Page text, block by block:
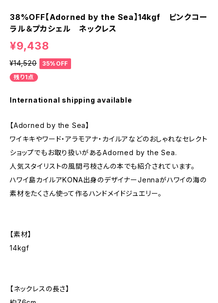
38%OFF【Adorned by the Sea】14kgf ピンクコー
ラル＆プカシェル ネックレス
¥9,438
¥14,520
35%OFF
残り1点
International shipping available
【Adorned by the Sea】
ワイキキやワード・アラモアナ・カイルアなどのおしゃれなセレクト
ショップでもお取り扱いがあるAdorned by the Sea.
人気スタイリストの風間弓枝さんの本でも紹介されています。
ハワイ島カイルアKONA出身のデザイナーJennaがハワイの海の
素材をたくさん使って作るハンドメイドジュエリー。
【素材】
14kgf
【ネックレスの長さ】